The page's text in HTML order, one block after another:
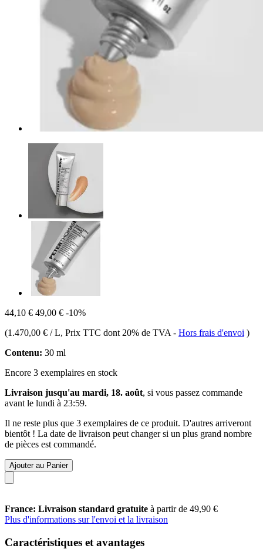
44,10 € 49,00 € -10%
(1.470,00 € / L, Prix TTC dont 20% de TVA - Hors frais d'envoi )
Contenu: 30 ml
Encore 3 exemplaires en stock
Livraison jusqu'au mardi, 18. août, si vous passez commande
avant le lundi à 23:59.
Il ne reste plus que 3 exemplaires de ce produit. D'autres arriveront
bientôt ! La date de livraison peut changer si un plus grand nombre
de pièces est commandé.
Ajouter au Panier
France: Livraison standard gratuite à partir de 49,90 €
Plus d'informations sur l'envoi et la livraison
Caractéristiques et avantages